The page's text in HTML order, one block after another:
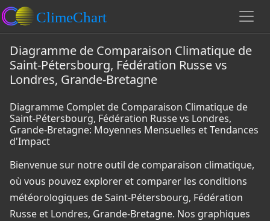
Diagramme de Comparaison Climatique de
Saint-Pétersbourg, Fédération Russe vs
Londres, Grande-Bretagne
Diagramme Complet de Comparaison Climatique de
Saint-Pétersbourg, Fédération Russe vs Londres,
Grande-Bretagne: Moyennes Mensuelles et Tendances
d'Impact
Bienvenue sur notre outil de comparaison climatique,
où vous pouvez explorer et comparer les conditions
météorologiques de Saint-Pétersbourg, Fédération
Russe et Londres, Grande-Bretagne. Nos graphiques